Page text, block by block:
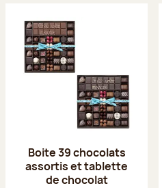
Boite 39 chocolats
assortis et tablette
de chocolat